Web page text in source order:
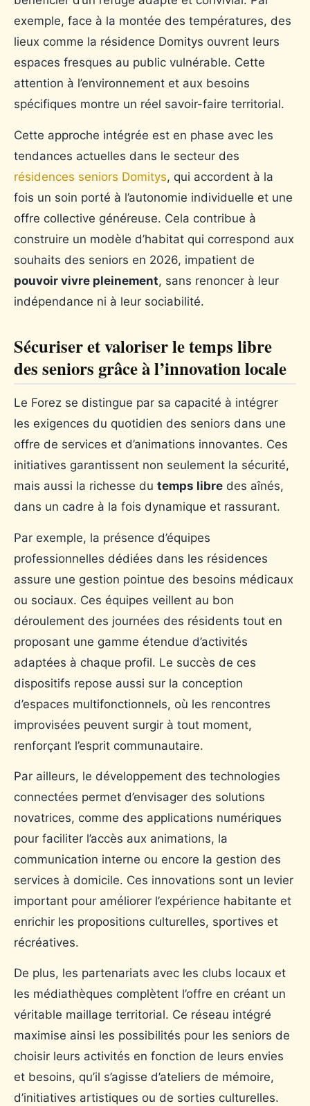
exemple, face à la montée des températures, des
lieux comme la résidence Domitys ouvrent leurs
espaces fresques au public vulnérable. Cette
attention à l’environnement et aux besoins
spécifiques montre un réel savoir-faire territorial.
Cette approche intégrée est en phase avec les
tendances actuelles dans le secteur des
résidences seniors Domitys, qui accordent à la
fois un soin porté à l’autonomie individuelle et une
offre collective généreuse. Cela contribue à
construire un modèle d’habitat qui correspond aux
souhaits des seniors en 2026, impatient de
pouvoir vivre pleinement, sans renoncer à leur
indépendance ni à leur sociabilité.
Sécuriser et valoriser le temps libre
des seniors grâce à l’innovation locale
Le Forez se distingue par sa capacité à intégrer
les exigences du quotidien des seniors dans une
offre de services et d’animations innovantes. Ces
initiatives garantissent non seulement la sécurité,
mais aussi la richesse du temps libre des aînés,
dans un cadre à la fois dynamique et rassurant.
Par exemple, la présence d’équipes
professionnelles dédiées dans les résidences
assure une gestion pointue des besoins médicaux
ou sociaux. Ces équipes veillent au bon
déroulement des journées des résidents tout en
proposant une gamme étendue d’activités
adaptées à chaque profil. Le succès de ces
dispositifs repose aussi sur la conception
d’espaces multifonctionnels, où les rencontres
improvisées peuvent surgir à tout moment,
renforçant l’esprit communautaire.
Par ailleurs, le développement des technologies
connectées permet d’envisager des solutions
novatrices, comme des applications numériques
pour faciliter l’accès aux animations, la
communication interne ou encore la gestion des
services à domicile. Ces innovations sont un levier
important pour améliorer l’expérience habitante et
enrichir les propositions culturelles, sportives et
récréatives.
De plus, les partenariats avec les clubs locaux et
les médiathèques complètent l’offre en créant un
véritable maillage territorial. Ce réseau intégré
maximise ainsi les possibilités pour les seniors de
choisir leurs activités en fonction de leurs envies
et besoins, qu’il s’agisse d’ateliers de mémoire,
d’initiatives artistiques ou de sorties culturelles.